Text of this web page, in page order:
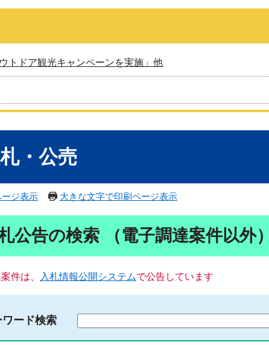
トドア観光キャンペーンを実施」他
・公売
ージ表示 大きな文字で印刷ページ表示
公告の検索 （電子調達案件以外）
件は、 入札情報公開システムで公告しています
ワード検索